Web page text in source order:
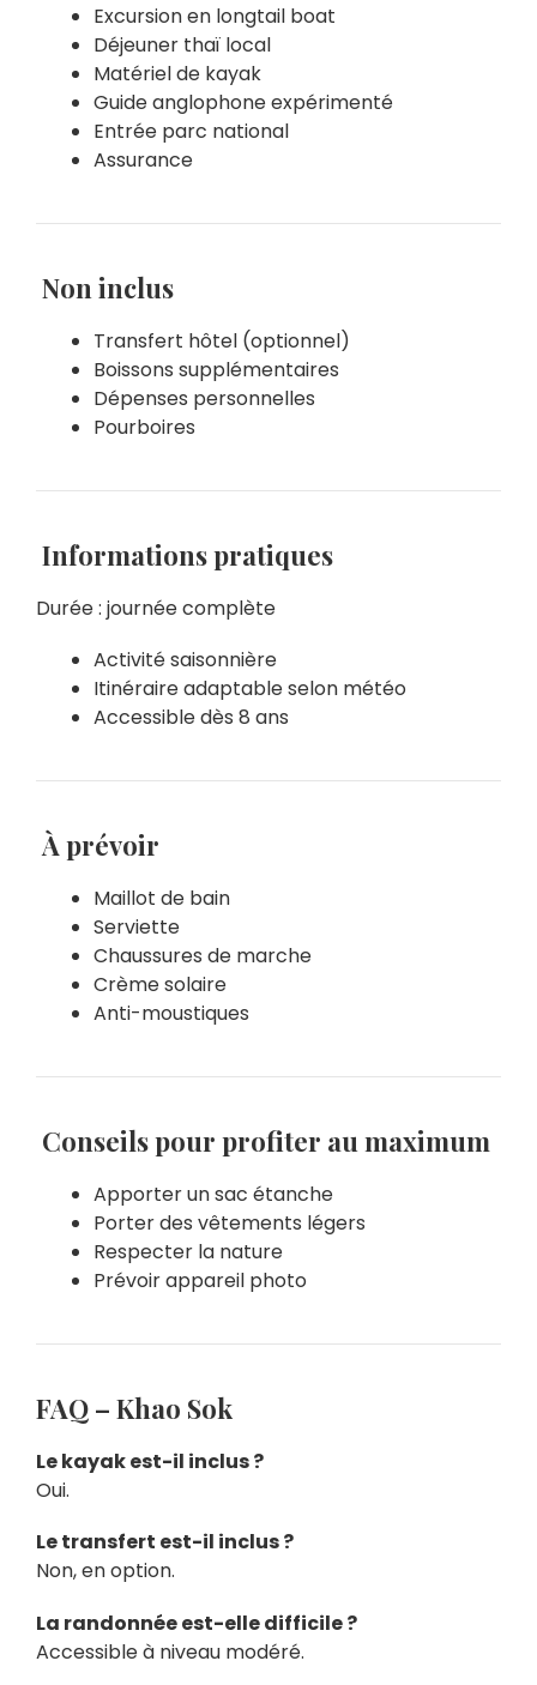
Excursion en longtail boat
Déjeuner thaï local
Matériel de kayak
Guide anglophone expérimenté
Entrée parc national
Assurance
Non inclus
Transfert hôtel (optionnel)
Boissons supplémentaires
Dépenses personnelles
Pourboires
Informations pratiques
Durée : journée complète
Activité saisonnière
Itinéraire adaptable selon météo
Accessible dès 8 ans
À prévoir
Maillot de bain
Serviette
Chaussures de marche
Crème solaire
Anti-moustiques
Conseils pour profiter au maximum
Apporter un sac étanche
Porter des vêtements légers
Respecter la nature
Prévoir appareil photo
FAQ – Khao Sok
Le kayak est-il inclus ?
Oui.
Le transfert est-il inclus ?
Non, en option.
La randonnée est-elle difficile ?
Accessible à niveau modéré.